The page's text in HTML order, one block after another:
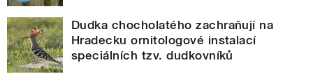
Dudka chocholatého zachraňují na
Hradecku ornitologové instalací
speciálních tzv. dudkovníků